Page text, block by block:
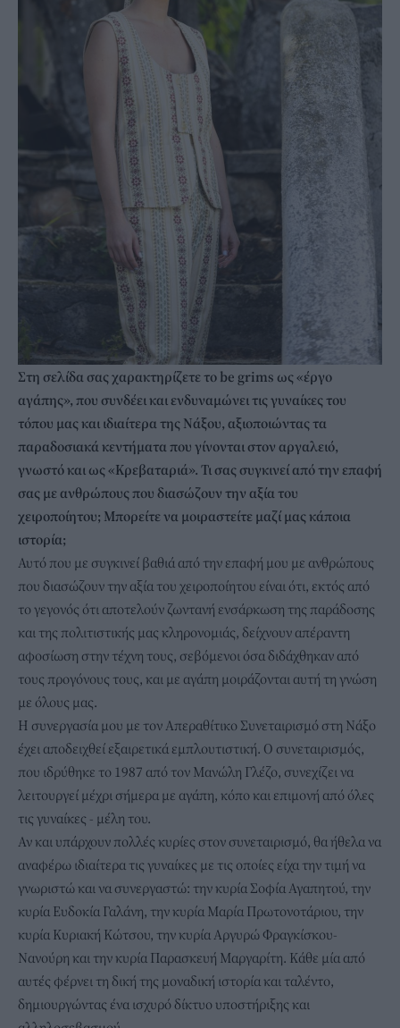
Στη σελίδα σας χαρακτηρίζετε το be grims ως «έργο
αγάπης», που συνδέει και ενδυναμώνει τις γυναίκες του
τόπου μας και ιδιαίτερα της Νάξου, αξιοποιώντας τα
παραδοσιακά κεντήματα που γίνονται στον αργαλειό,
γνωστό και ως «Κρεβαταριά». Τι σας συγκινεί από την επαφή
σας με ανθρώπους που διασώζουν την αξία του
χειροποίητου; Μπορείτε να μοιραστείτε μαζί μας κάποια
ιστορία;
Αυτό που με συγκινεί βαθιά από την επαφή μου με ανθρώπους
που διασώζουν την αξία του χειροποίητου είναι ότι, εκτός από
το γεγονός ότι αποτελούν ζωντανή ενσάρκωση της παράδοσης
και της πολιτιστικής μας κληρονομιάς, δείχνουν απέραντη
αφοσίωση στην τέχνη τους, σεβόμενοι όσα διδάχθηκαν από
τους προγόνους τους, και με αγάπη μοιράζονται αυτή τη γνώση
με όλους μας.
Η συνεργασία μου με τον Απεραθίτικο Συνεταιρισμό στη Νάξο
έχει αποδειχθεί εξαιρετικά εμπλουτιστική. Ο συνεταιρισμός,
που ιδρύθηκε το 1987 από τον Μανώλη Γλέζο, συνεχίζει να
λειτουργεί μέχρι σήμερα με αγάπη, κόπο και επιμονή από όλες
τις γυναίκες - μέλη του.
Αν και υπάρχουν πολλές κυρίες στον συνεταιρισμό, θα ήθελα να
αναφέρω ιδιαίτερα τις γυναίκες με τις οποίες είχα την τιμή να
γνωριστώ και να συνεργαστώ: την κυρία Σοφία Αγαπητού, την
κυρία Ευδοκία Γαλάνη, την κυρία Μαρία Πρωτονοτάριου, την
κυρία Κυριακή Κώτσου, την κυρία Αργυρώ Φραγκίσκου-
Νανούρη και την κυρία Παρασκευή Μαργαρίτη. Κάθε μία από
αυτές φέρνει τη δική της μοναδική ιστορία και ταλέντο,
δημιουργώντας ένα ισχυρό δίκτυο υποστήριξης και